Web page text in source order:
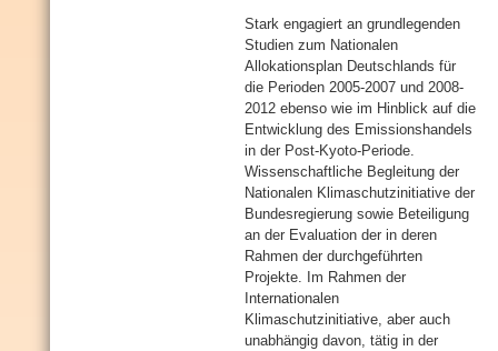
Stark engagiert an grundlegenden
Studien zum Nationalen
Allokationsplan Deutschlands für
die Perioden 2005-2007 und 2008-
2012 ebenso wie im Hinblick auf die
Entwicklung des Emissionshandels
in der Post-Kyoto-Periode.
Wissenschaftliche Begleitung der
Nationalen Klimaschutzinitiative der
Bundesregierung sowie Beteiligung
an der Evaluation der in deren
Rahmen der durchgeführten
Projekte. Im Rahmen der
Internationalen
Klimaschutzinitiative, aber auch
unabhängig davon, tätig in der